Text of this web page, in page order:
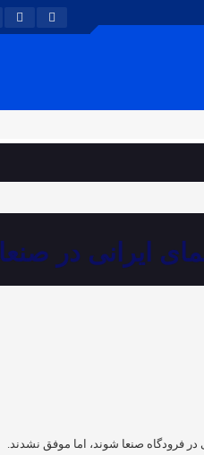
ایرانی در صنعا
فرودگاه صنعا شوند، اما موفق نشدند.